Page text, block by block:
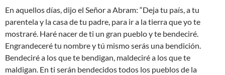
En aquellos días, dijo el Señor a Abram: “Deja tu país, a tu
parentela y la casa de tu padre, para ir a la tierra que yo te
mostraré. Haré nacer de ti un gran pueblo y te bendeciré.
Engrandeceré tu nombre y tú mismo serás una bendición.
Bendeciré a los que te bendigan, maldeciré a los que te
maldigan. En ti serán bendecidos todos los pueblos de la